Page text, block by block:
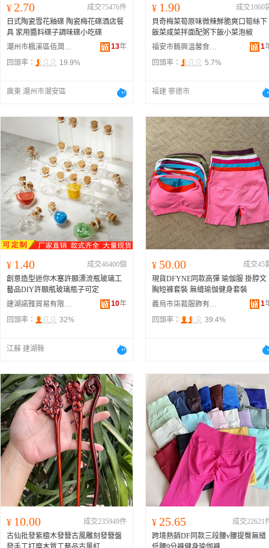
¥ 2.70
成交75476件
日式陶瓷雪花釉碟 陶瓷梅花碟酒店餐
具 家用醬料碟子調味碟小吃碟
潮州市楓溪區佰潤居陶瓷制作廠
13年
回頭率：
19.9%
廣東 潮州市潮安區
¥ 1.90
成交1060
貝奇梅菜筍原味微辣鮮脆爽口筍絲下
飯菜咸菜拌面配粥下飯小菜泡椒
福安市鶴興溫馨食品店
1
回頭率：
5.7%
福建 寧德市
¥ 1.40
成交46400個
創意造型迷你木塞許願漂流瓶玻璃工
藝品DIY許願瓶玻璃瓶子可定
建湖諾雅貿易有限公司
10年
回頭率：
32%
江蘇 建湖縣
¥ 50.00
成交45
現貨DFYNE同款高彈 瑜伽服 掛脖文
胸短褲套裝 無縫瑜伽健身套裝
義烏市柒裁服飾有限公司
1
回頭率：
39.4%
¥ 10.00
成交235949件
古仙批發紫檀木發簪古風雕刻發簪盤
¥ 25.65
成交22621
跨境熱銷DF同款三段腰v腰提臀無縫